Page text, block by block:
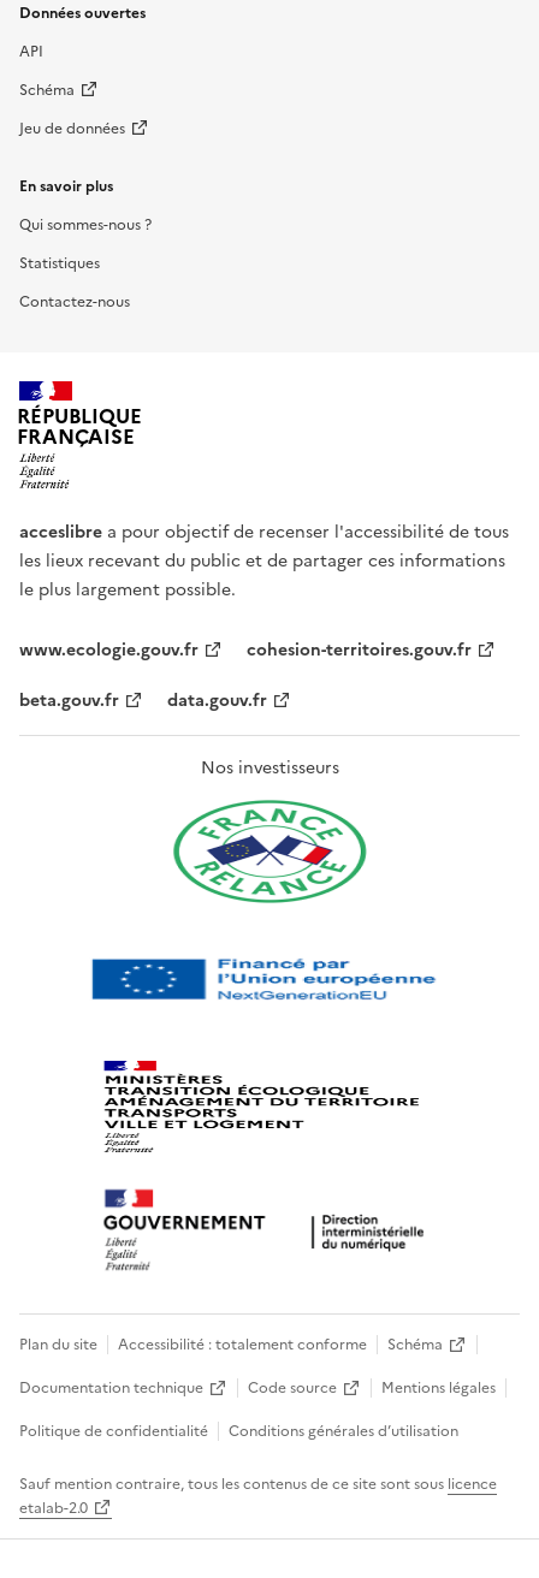
Données ouvertes
API
Schéma
Jeu de données
En savoir plus
Qui sommes-nous ?
Statistiques
Contactez-nous
RÉPUBLIQUE
FRANÇAISE
acceslibre a pour objectif de recenser l'accessibilité de tous
les lieux recevant du public et de partager ces informations
le plus largement possible.
www.ecologie.gouv.fr
cohesion-territoires.gouv.fr
beta.gouv.fr
data.gouv.fr
Nos investisseurs
Plan du site Accessibilité : totalement conforme
Schéma
Documentation technique
Code source
Mentions légales
Politique de confidentialité
Conditions générales d’utilisation
Sauf mention contraire, tous les contenus de ce site sont sous licence
etalab-2.0